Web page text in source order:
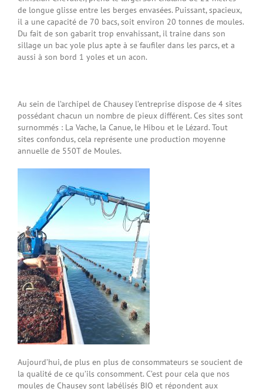
de longue glisse entre les berges envasées. Puissant, spacieux,
il a une capacité de 70 bacs, soit environ 20 tonnes de moules.
Du fait de son gabarit trop envahissant, il traine dans son
sillage un bac yole plus apte à se faufiler dans les parcs, et a
aussi à son bord 1 yoles et un acon.
Au sein de l’archipel de Chausey l’entreprise dispose de 4 sites
possédant chacun un nombre de pieux différent. Ces sites sont
surnommés : La Vache, la Canue, le Hibou et le Lézard. Tout
sites confondus, cela représente une production moyenne
annuelle de 550T de Moules.
Aujourd’hui, de plus en plus de consommateurs se soucient de
la qualité de ce qu’ils consomment. C’est pour cela que nos
moules de Chausey sont labélisés BIO et répondent aux